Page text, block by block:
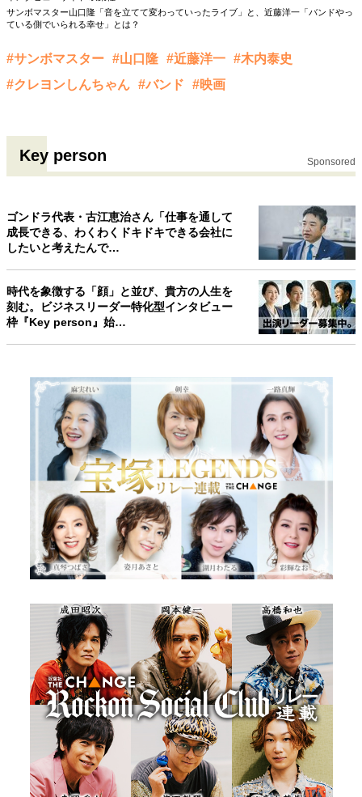
サンボマスター山口隆「音を立てて変わっていったライブ」と、近藤洋一「バンドやっ
ている側でいられる幸せ」とは？
#サンボマスター #山口隆 #近藤洋一 #木内泰史
#クレヨンしんちゃん #バンド #映画
Key person Sponsored
ゴンドラ代表・古江恵治さん「仕事を通して
成長できる、わくわくドキドキできる会社に
したいと考えたんで…
時代を象徴する「顔」と並び、貴方の人生を
刻む。ビジネスリーダー特化型インタビュー
枠『Key person』始…